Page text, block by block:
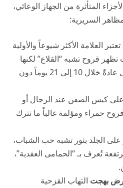
المتأثرة من الجهاز الوعائي،
السريرية:
تعتبر العلامة الأكثر شيوعاً والأولية
قروح تشبه “القلاع” لكنها
أكثر تكراراً وألماً، وتشفى عادةً خلال 10 إلى 21 يوماً دون
كيس الصفن عند الرجال أو
حمراء ومؤلمة غالباً ما تترك
الجلد بثور تشبه حب الشباب،
تُعرف بـ “الحمامى العقدية”،
بهجت التهاب القزحية